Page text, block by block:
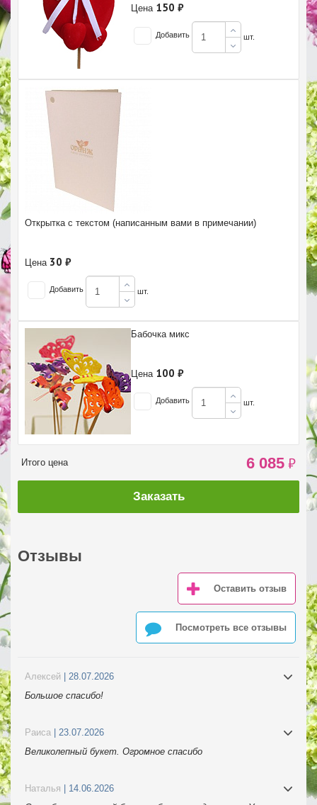
Цена 150 ₽
Добавить шт.
Открытка с текстом (написанным вами в примечании)
Цена 30 ₽
Добавить шт.
Бабочка микс
Цена 100 ₽
Добавить шт.
Итого цена 6 085 ₽
Заказать
Отзывы
Оставить отзыв
Посмотреть все отзывы
Алексей | 28.07.2026
Большое спасибо!
Раиса | 23.07.2026
Великолепный букет. Огромное спасибо
Наталья
| 14.06.2026